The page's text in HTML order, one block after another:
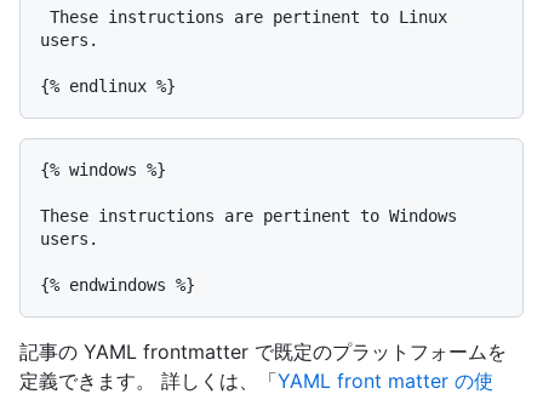
users.
{% windows %}
These instructions are pertinent to Windows
users.
記事の YAML frontmatter で既定のプラットフォームを
定義できます。 詳しくは、「YAML front matter の使